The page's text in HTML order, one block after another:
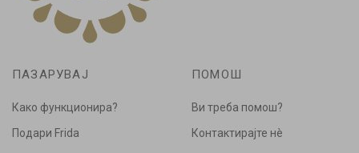
ПАЗАРУВАЈ
Како функционира?
Подари Frida
ПОМОШ
Ви треба помош?
Контактирајте нè